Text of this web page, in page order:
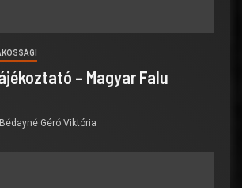
– Magyar Falu
Bédayné Géró Viktória